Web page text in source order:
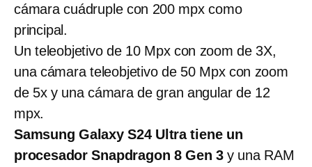
cámara cuádruple con 200 mpx como
principal.
Un teleobjetivo de 10 Mpx con zoom de 3X,
una cámara teleobjetivo de 50 Mpx con zoom
de 5x y una cámara de gran angular de 12
mpx.
Samsung Galaxy S24 Ultra tiene un
procesador Snapdragon 8 Gen 3 y una RAM